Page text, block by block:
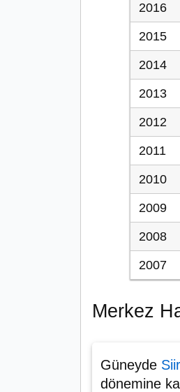
2016
2015
2014
2013
2012
2011
2010
2009
2008
2007
Merkez
Güneyde
dönemine